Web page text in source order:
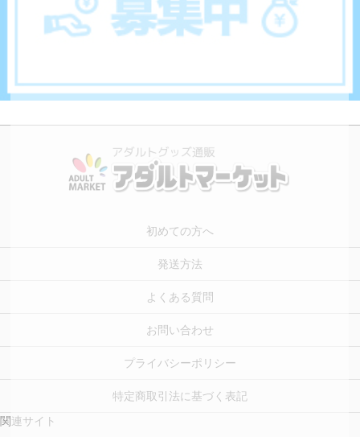
初めての方へ
発送方法
よくある質問
お問い合わせ
プライバシーポリシー
特定商取引法に基づく表記
関連サイト